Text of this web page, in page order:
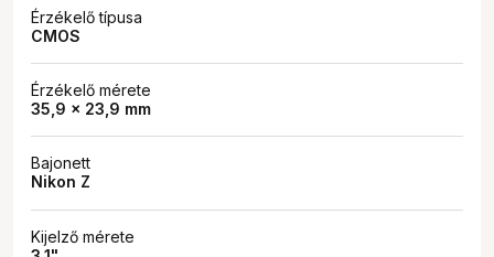
Érzékelő típusa
CMOS
Érzékelő mérete
35,9 x 23,9 mm
Bajonett
Nikon Z
Kijelző mérete